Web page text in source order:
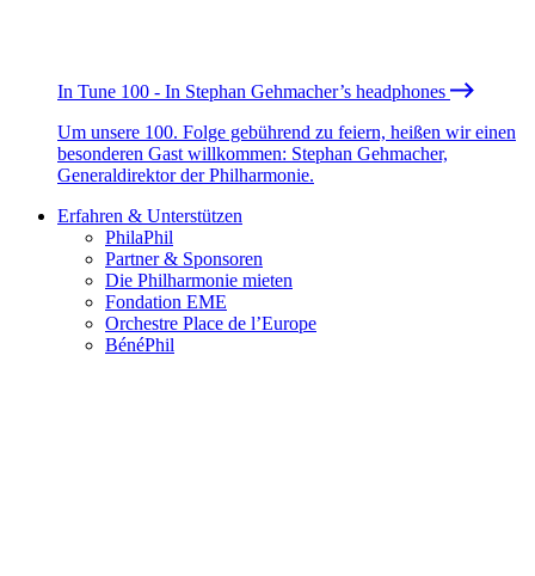
In Tune 100 - In Stephan Gehmacher’s headphones
Um unsere 100. Folge gebührend zu feiern, heißen wir einen
besonderen Gast willkommen: Stephan Gehmacher,
Generaldirektor der Philharmonie.
Erfahren & Unterstützen
PhilaPhil
Partner & Sponsoren
Die Philharmonie mieten
Fondation EME
Orchestre Place de l’Europe
BénéPhil